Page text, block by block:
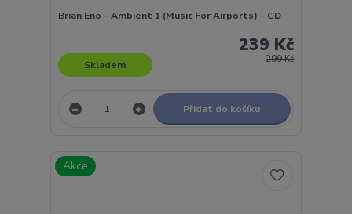
Brian Eno - Ambient 1 (Music For Airports) - CD
299 Kč
239 Kč
Skladem
Přidat do košíku
Akce